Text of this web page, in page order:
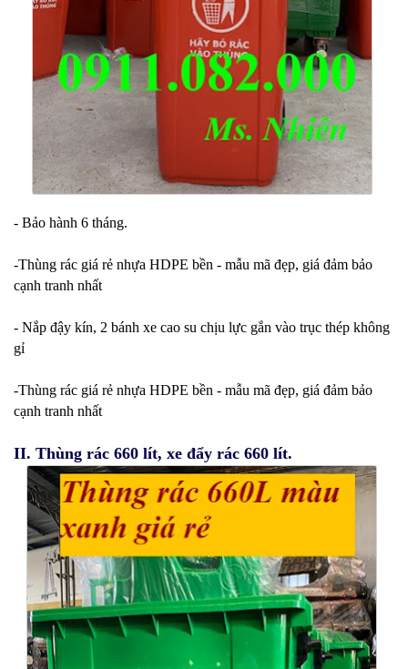
- Bảo hành 6 tháng.
-Thùng rác giá rẻ nhựa HDPE bền - mẫu mã đẹp, giá đảm bảo
cạnh tranh nhất
- Nắp đậy kín, 2 bánh xe cao su chịu lực gắn vào trục thép không
gỉ
-Thùng rác giá rẻ nhựa HDPE bền - mẫu mã đẹp, giá đảm bảo
cạnh tranh nhất
II. Thùng rác 660 lít, xe đẩy rác 660 lít.